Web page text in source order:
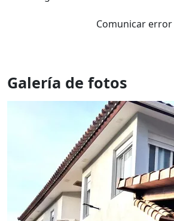
Comunicar error
Galería de fotos